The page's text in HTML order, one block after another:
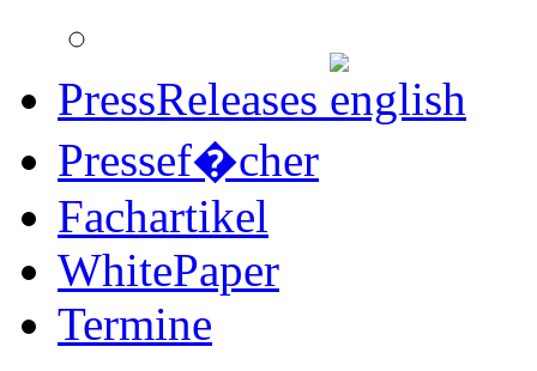
PressReleases
Pressef�cher
Fachartikel
WhitePaper
Termine